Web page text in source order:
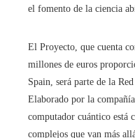
el fomento de la ciencia
El Proyecto, que cuenta
millones de euros
Spain, será parte de la
Elaborado por la
computador cuántico está
complejos que van más